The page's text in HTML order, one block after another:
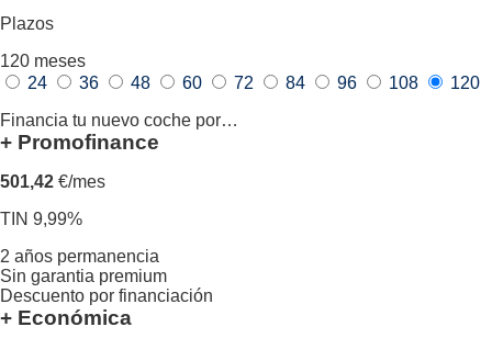
Plazos
120 meses
24
36 48 60 72 84 96 108
120
Financia tu nuevo coche por…
+ Promofinance
501,42 €/mes
TIN 9,99%
2 años permanencia
Sin garantia premium
Descuento por financiación
+ Económica